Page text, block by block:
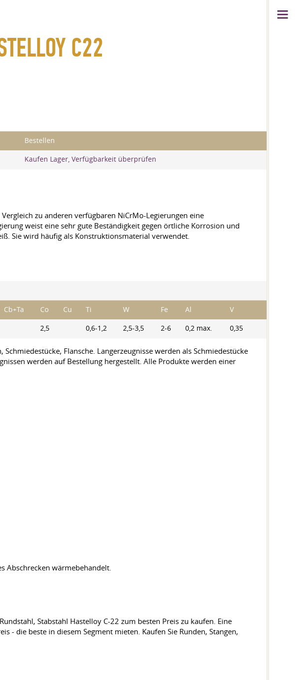
C22
Bestellen
Kaufen Lager, Verfügbarkeit überprüfen
zu anderen verfügbaren NiCrMo-Legierungen eine
weist eine sehr gute Beständigkeit gegen örtliche Korrosion und
Sie wird häufig als Konstruktionsmaterial verwendet.
Cb+Ta Co Cu Ti W Fe Al V
2,5 0,6-1,2 2,5-3,5 2-6 0,2 max. 0,35
Flansche. Langerzeugnisse werden als Schmiedestücke
werden auf Bestellung hergestellt. Alle Produkte werden einer
Abschrecken wärmebehandelt.
Stabstahl Hastelloy C-22 zum besten Preis zu kaufen. Eine
- die beste in diesem Segment mieten. Kaufen Sie Runden, Stangen,